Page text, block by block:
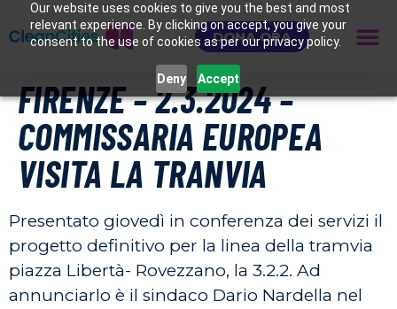
Our website uses cookies to give you the best and most
relevant experience. By clicking on accept, you give your
consent to the use of cookies as per our privacy policy.
Deny Accept
DONA ORA
FIRENZE – 2.3.2024 –
COMMISSARIA EUROPEA
VISITA LA TRANVIA
Presentato giovedì in conferenza dei servizi il
progetto definitivo per la linea della tramvia
piazza Libertà- Rovezzano, la 3.2.2. Ad
annunciarlo è il sindaco Dario Nardella nel